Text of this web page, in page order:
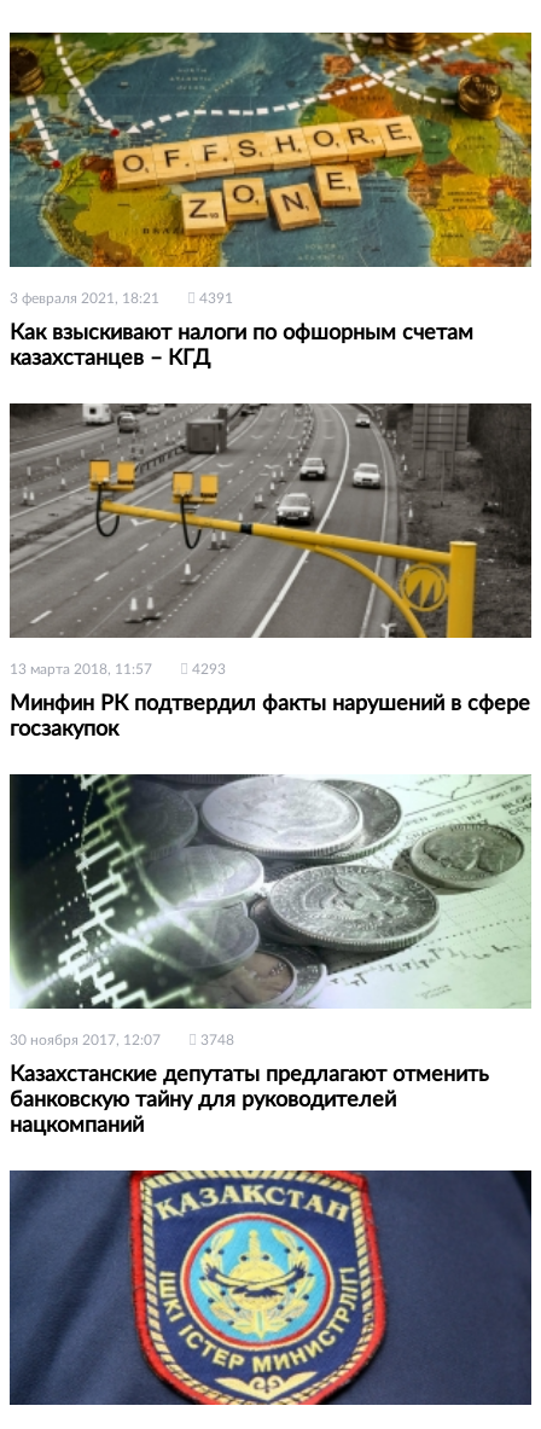
3 февраля 2021, 18:21 4391
Как взыскивают налоги по офшорным счетам
казахстанцев – КГД
13 марта 2018, 11:57 4293
Минфин РК подтвердил факты нарушений в сфере
госзакупок
30 ноября 2017, 12:07 3748
Казахстанские депутаты предлагают отменить
банковскую тайну для руководителей
нацкомпаний